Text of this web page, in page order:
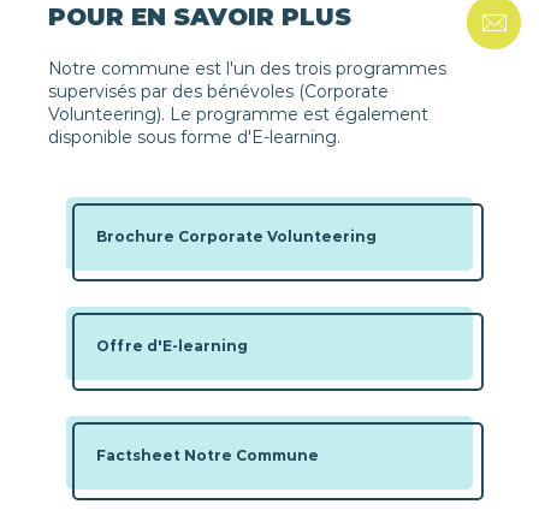
POUR EN SAVOIR PLUS
Notre commune est l'un des trois programmes
supervisés par des bénévoles (Corporate
Volunteering). Le programme est également
disponible sous forme d'E-learning.
Brochure Corporate Volunteering
Offre d'E-learning
Factsheet Notre Commune